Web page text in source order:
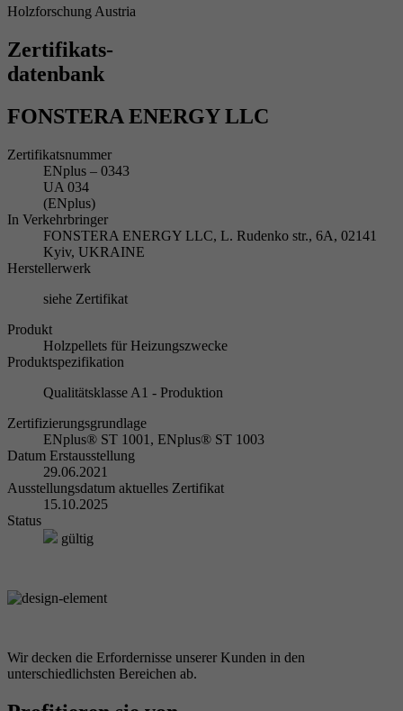
Holzforschung Austria
Zertifikats-
datenbank
FONSTERA ENERGY LLC
Zertifikatsnummer
ENplus – 0343
UA 034
(ENplus)
In Verkehrbringer
FONSTERA ENERGY LLC, L. Rudenko str., 6A, 02141
Kyiv, UKRAINE
Herstellerwerk
siehe Zertifikat
Produkt
Holzpellets für Heizungszwecke
Produktspezifikation
Qualitätsklasse A1 - Produktion
Zertifizierungsgrundlage
ENplus® ST 1001, ENplus® ST 1003
Datum Erstausstellung
29.06.2021
Ausstellungsdatum aktuelles Zertifikat
15.10.2025
Status
gültig
Wir decken die Erfordernisse unserer Kunden in den
unterschiedlichsten Bereichen ab.